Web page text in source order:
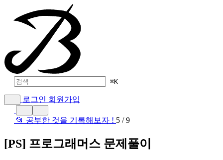
⌘K
로그인 회원가입
📂 공부한 것을 기록해보자 ! 5 / 9
[PS] 프로그래머스 문제풀이